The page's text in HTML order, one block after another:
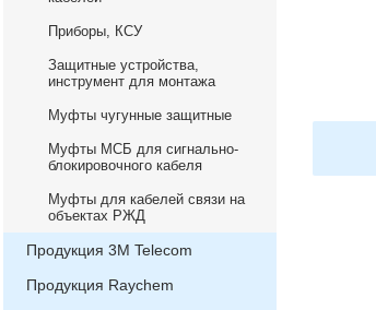
Приборы, КСУ
Защитные устройства,
инструмент для монтажа
Муфты чугунные защитные
Муфты МСБ для сигнально-
блокировочного кабеля
Муфты для кабелей связи на
объектах РЖД
Продукция 3М Telecom
Продукция Raychem